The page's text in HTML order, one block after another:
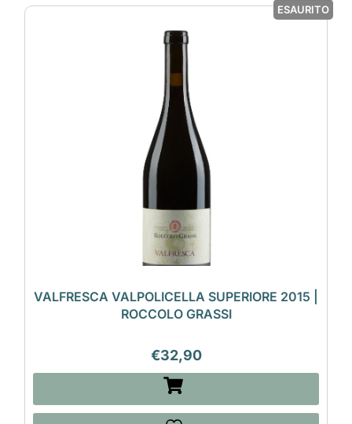
ESAURITO
VALFRESCA VALPOLICELLA SUPERIORE 2015 |
ROCCOLO GRASSI
€32,90